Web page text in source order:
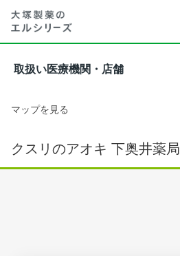
取扱い医療機関・店舗
マップを見る
クスリのアオキ 下奥井薬局